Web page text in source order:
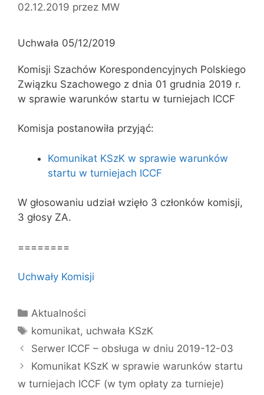
02.12.2019 przez MW
Uchwała 05/12/2019
Komisji Szachów Korespondencyjnych Polskiego
Związku Szachowego z dnia 01 grudnia 2019 r.
w sprawie warunków startu w turniejach ICCF
Komisja postanowiła przyjąć:
Komunikat KSzK w sprawie warunków
startu w turniejach ICCF
W głosowaniu udział wzięło 3 członków komisji,
3 głosy ZA.
========
Uchwały Komisji
Kategorie
Aktualności
Tagi
komunikat, uchwała KSzK
Serwer ICCF – obsługa w dniu 2019-12-03
Komunikat KSzK w sprawie warunków startu
w turniejach ICCF (w tym opłaty za turnieje)